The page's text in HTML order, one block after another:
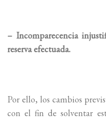
– Incomparecencia
reserva efectuada.
Por ello, los cambios
con el fin de solventar